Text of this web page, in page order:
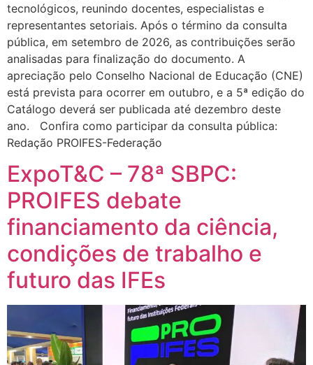
tecnológicos, reunindo docentes, especialistas e
representantes setoriais. Após o término da consulta
pública, em setembro de 2026, as contribuições serão
analisadas para finalização do documento. A
apreciação pelo Conselho Nacional de Educação (CNE)
está prevista para ocorrer em outubro, e a 5ª edição do
Catálogo deverá ser publicada até dezembro deste
ano. Confira como participar da consulta pública:
Redação PROIFES-Federação
ExpoT&C – 78ª SBPC:
PROIFES debate
financiamento da ciência,
condições de trabalho e
futuro das IFEs